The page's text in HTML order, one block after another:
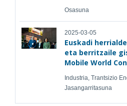
Osasuna
2025-03-05
Euskadi
eta berritzaile
Mobile World
Industria, Trantsizio
Jasangarritasuna